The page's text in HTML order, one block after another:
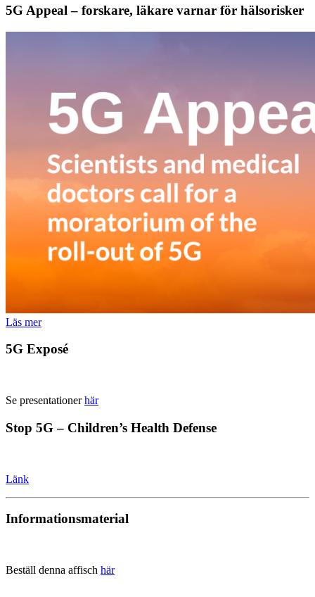
5G Appeal – forskare, läkare varnar för hälsorisker
Läs mer
5G Exposé
Se presentationerhär
Stop 5G – Children’s Health Defense
Länk
Informationsmaterial
Beställ denna affisch här